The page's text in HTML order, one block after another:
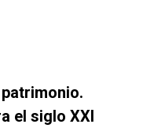
el siglo XXI